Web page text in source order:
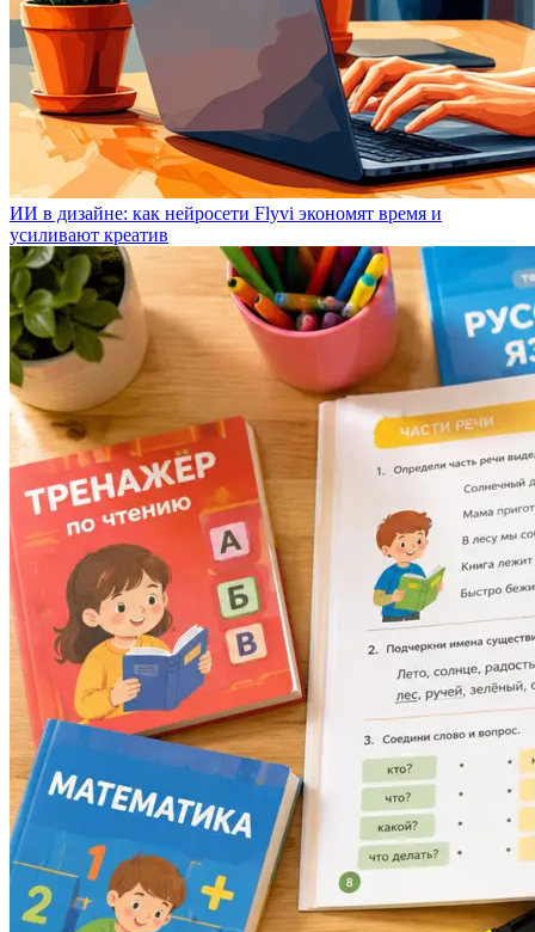
ИИ в дизайне: как нейросети Flyvi экономят время и
усиливают креатив